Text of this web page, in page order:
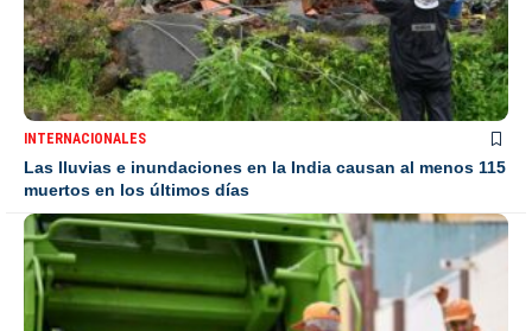
INTERNACIONALES
Las lluvias e inundaciones en la India causan al menos 115
muertos en los últimos días